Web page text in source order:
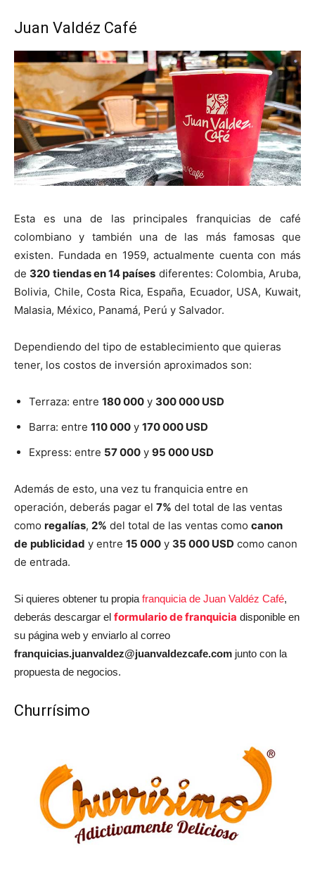
Juan Valdéz Café
Esta es una de las principales franquicias de café
colombiano y también una de las más famosas que
existen. Fundada en 1959, actualmente cuenta con más
de 320 tiendas en 14 países diferentes: Colombia, Aruba,
Bolivia, Chile, Costa Rica, España, Ecuador, USA, Kuwait,
Malasia, México, Panamá, Perú y Salvador.
Dependiendo del tipo de establecimiento que quieras
tener, los costos de inversión aproximados son:
Terraza: entre 180 000 y 300 000 USD
Barra: entre 110 000 y 170 000 USD
Express: entre 57 000 y 95 000 USD
Además de esto, una vez tu franquicia entre en
operación, deberás pagar el 7% del total de las ventas
como regalías, 2% del total de las ventas como canon
de publicidad y entre 15 000 y 35 000 USD como canon
de entrada.
Si quieres obtener tu propia franquicia de Juan Valdéz Café,
deberás descargar el formulario de franquicia disponible en
su página web y enviarlo al correo
franquicias.juanvaldez@juanvaldezcafe.com junto con la
propuesta de negocios.
Churrísimo